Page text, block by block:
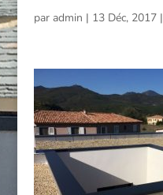
par admin | 13 Déc, 2017|